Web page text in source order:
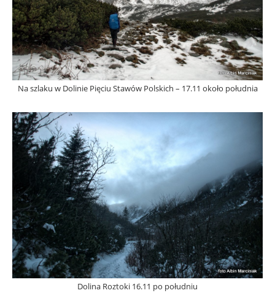
Na szlaku w Dolinie Pięciu Stawów Polskich – 17.11 około południa
Dolina Roztoki 16.11 po południu